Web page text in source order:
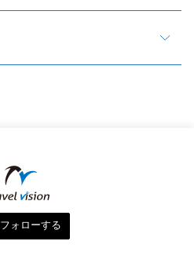
フォローする